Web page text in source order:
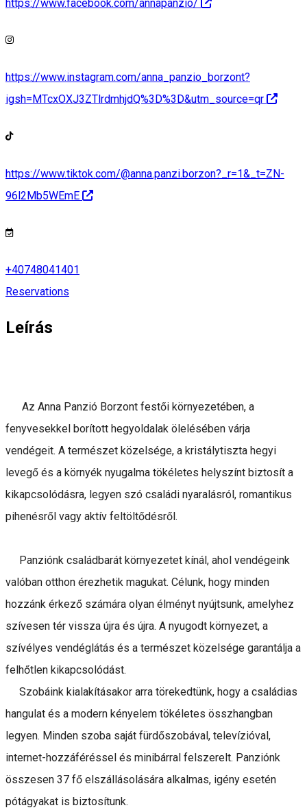
https://www.facebook.com/annapanzio/
https://www.instagram.com/anna_panzio_borzont?
igsh=MTcxOXJ3ZTlrdmhjdQ%3D%3D&utm_source=qr
https://www.tiktok.com/@anna.panzi.borzon?_r=1&_t=ZN-
96l2Mb5WEmE
+40748041401
Reservations
Leírás
Az Anna Panzió Borzont festői környezetében, a
fenyvesekkel borított hegyoldalak ölelésében várja
vendégeit. A természet közelsége, a kristálytiszta hegyi
levegő és a környék nyugalma tökéletes helyszínt biztosít a
kikapcsolódásra, legyen szó családi nyaralásról, romantikus
pihenésről vagy aktív feltöltődésről.
Panziónk családbarát környezetet kínál, ahol vendégeink
valóban otthon érezhetik magukat. Célunk, hogy minden
hozzánk érkező számára olyan élményt nyújtsunk, amelyhez
szívesen tér vissza újra és újra. A nyugodt környezet, a
szívélyes vendéglátás és a természet közelsége garantálja a
felhőtlen kikapcsolódást.
Szobáink kialakításakor arra törekedtünk, hogy a családias
hangulat és a modern kényelem tökéletes összhangban
legyen. Minden szoba saját fürdőszobával, televízióval,
internet-hozzáféréssel és minibárral felszerelt. Panziónk
összesen 37 fő elszállásolására alkalmas, igény esetén
pótágyakat is biztosítunk.